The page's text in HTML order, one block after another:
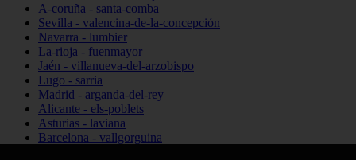
A-coruña - santa-comba
Sevilla - valencina-de-la-concepción
Navarra - lumbier
La-rioja - fuenmayor
Jaén - villanueva-del-arzobispo
Lugo - sarria
Madrid - arganda-del-rey
Alicante - els-poblets
Asturias - laviana
Barcelona - vallgorguina